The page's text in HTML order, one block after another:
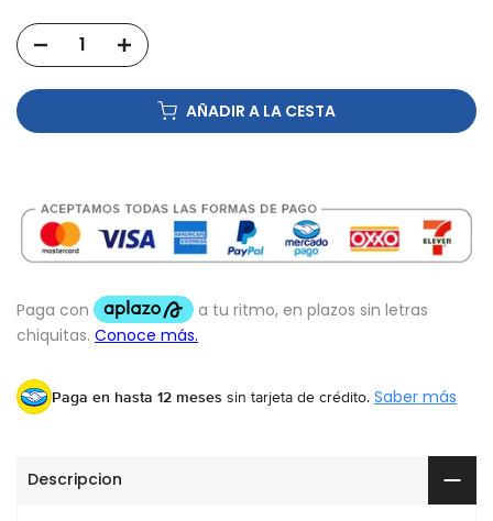
AÑADIR A LA CESTA
Paga en hasta 12 meses sin tarjeta de crédito. Saber más
Descripcion